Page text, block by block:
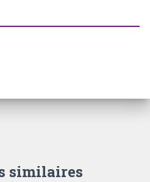
similaires